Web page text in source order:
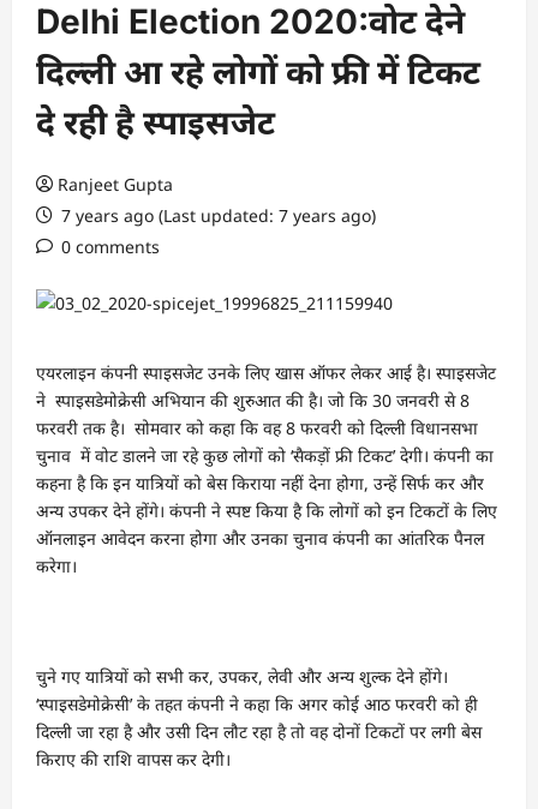
Delhi Election 2020:वोट देने
दिल्ली आ रहे लोगों को फ्री में टिकट
दे रही है स्पाइसजेट
Ranjeet Gupta
7 years ago (Last updated: 7 years ago)
0 comments
एयरलाइन कंपनी स्पाइसजेट उनके लिए खास ऑफर लेकर आई है। स्पाइसजेट
ने स्पाइसडेमोक्रेसी अभियान की शुरुआत की है। जो कि 30 जनवरी से 8
फरवरी तक है। सोमवार को कहा कि वह 8 फरवरी को दिल्ली विधानसभा
चुनाव में वोट डालने जा रहे कुछ लोगों को ‘सैकड़ों फ्री टिकट’ देगी। कंपनी का
कहना है कि इन यात्रियों को बेस किराया नहीं देना होगा, उन्हें सिर्फ कर और
अन्य उपकर देने होंगे। कंपनी ने स्पष्ट किया है कि लोगों को इन टिकटों के लिए
ऑनलाइन आवेदन करना होगा और उनका चुनाव कंपनी का आंतरिक पैनल
करेगा।
चुने गए यात्रियों को सभी कर, उपकर, लेवी और अन्य शुल्क देने होंगे।
‘स्पाइसडेमोक्रेसी’ के तहत कंपनी ने कहा कि अगर कोई आठ फरवरी को ही
दिल्ली जा रहा है और उसी दिन लौट रहा है तो वह दोनों टिकटों पर लगी बेस
किराए की राशि वापस कर देगी।